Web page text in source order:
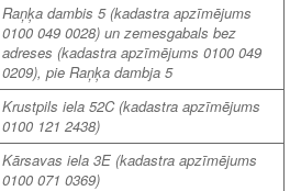
Raņķa dambis 5 (kadastra apzīmējums
0100 049 0028) un zemesgabals bez
adreses (kadastra apzīmējums 0100 049
0209), pie Raņķa dambja 5
Krustpils iela 52C (kadastra apzīmējums
0100 121 2438)
Kārsavas iela 3E (kadastra apzīmējums
0100 071 0369)